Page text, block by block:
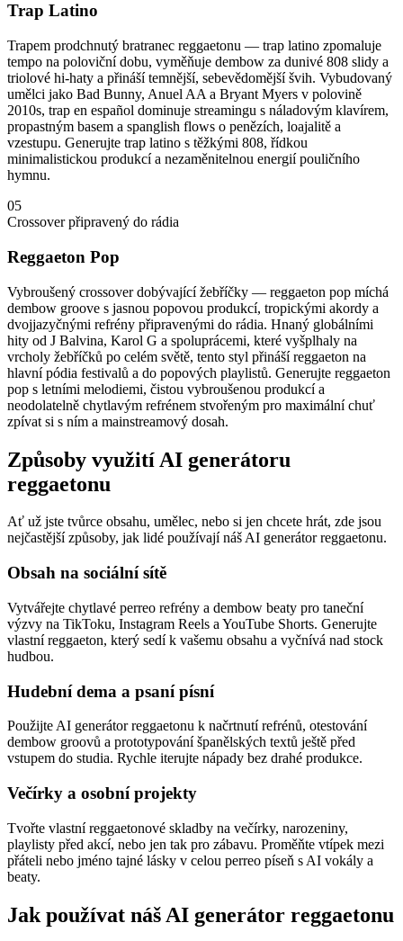
Trap Latino
Trapem prodchnutý bratranec reggaetonu — trap latino zpomaluje
tempo na poloviční dobu, vyměňuje dembow za dunivé 808 slidy a
triolové hi-haty a přináší temnější, sebevědomější švih. Vybudovaný
umělci jako Bad Bunny, Anuel AA a Bryant Myers v polovině
2010s, trap en español dominuje streamingu s náladovým klavírem,
propastným basem a spanglish flows o penězích, loajalitě a
vzestupu. Generujte trap latino s těžkými 808, řídkou
minimalistickou produkcí a nezaměnitelnou energií pouličního
hymnu.
05
Crossover připravený do rádia
Reggaeton Pop
Vybroušený crossover dobývající žebříčky — reggaeton pop míchá
dembow groove s jasnou popovou produkcí, tropickými akordy a
dvojjazyčnými refrény připravenými do rádia. Hnaný globálními
hity od J Balvina, Karol G a spoluprácemi, které vyšplhaly na
vrcholy žebříčků po celém světě, tento styl přináší reggaeton na
hlavní pódia festivalů a do popových playlistů. Generujte reggaeton
pop s letními melodiemi, čistou vybroušenou produkcí a
neodolatelně chytlavým refrénem stvořeným pro maximální chuť
zpívat si s ním a mainstreamový dosah.
Způsoby využití AI generátoru
reggaetonu
Ať už jste tvůrce obsahu, umělec, nebo si jen chcete hrát, zde jsou
nejčastější způsoby, jak lidé používají náš AI generátor reggaetonu.
Obsah na sociální sítě
Vytvářejte chytlavé perreo refrény a dembow beaty pro taneční
výzvy na TikToku, Instagram Reels a YouTube Shorts. Generujte
vlastní reggaeton, který sedí k vašemu obsahu a vyčnívá nad stock
hudbou.
Hudební dema a psaní písní
Použijte AI generátor reggaetonu k načrtnutí refrénů, otestování
dembow groovů a prototypování španělských textů ještě před
vstupem do studia. Rychle iterujte nápady bez drahé produkce.
Večírky a osobní projekty
Tvořte vlastní reggaetonové skladby na večírky, narozeniny,
playlisty před akcí, nebo jen tak pro zábavu. Proměňte vtípek mezi
přáteli nebo jméno tajné lásky v celou perreo píseň s AI vokály a
beaty.
Jak používat náš AI generátor reggaetonu